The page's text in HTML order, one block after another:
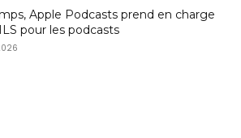
Apple Podcasts prend en charge
pour les podcasts